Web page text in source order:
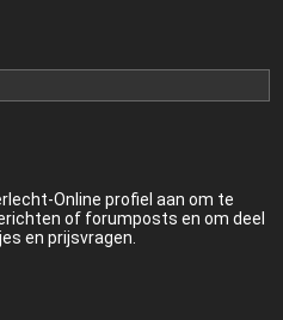
Online profiel aan om te
of forumposts en om deel
en prijsvragen.